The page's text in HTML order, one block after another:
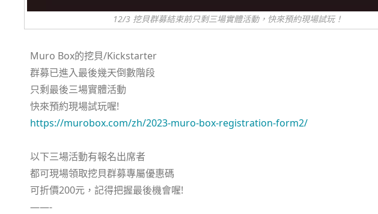
12/3 挖貝群募結束前只剩三場實體活動，快來預約現場試玩！
Muro Box的挖貝/Kickstarter
群募已進入最後幾天倒數階段
只剩最後三場實體活動
快來預約現場試玩喔!
https://murobox.com/zh/2023-muro-box-registration-form2/
以下三場活動有報名出席者
都可現場領取挖貝群募專屬優惠碼
可折價200元，記得把握最後機會喔!
——-